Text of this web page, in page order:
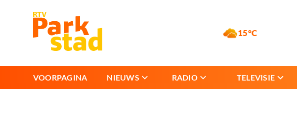
15°C
VOORPAGINA NIEUWS RADIO TELEVISIE